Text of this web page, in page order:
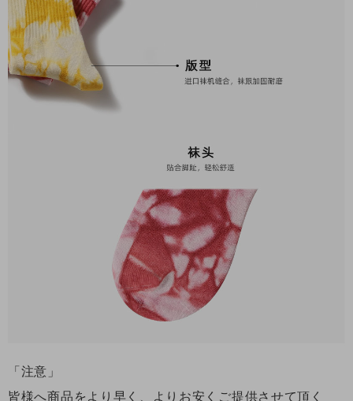
「注意」
皆様へ商品をより早く、よりお安くご提供させて頂く